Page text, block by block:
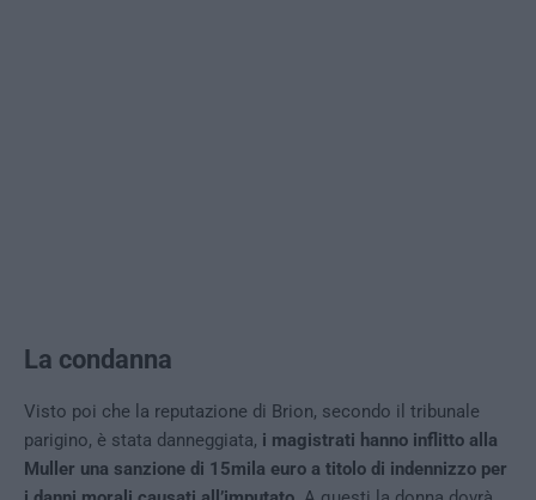
La condanna
Visto poi che la reputazione di Brion, secondo il tribunale
parigino, è stata danneggiata, i magistrati hanno inflitto alla
Muller una sanzione di 15mila euro a titolo di indennizzo per